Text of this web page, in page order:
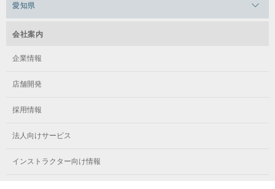
メガロス葛飾
メガロス日吉
メガロス綱島
メガロスルフレ綱島
メガロス市ヶ尾
メガロス鷺沼
メガロスルフレ鷺沼
メガロス相模大野
愛知県
メガロステラッセ納屋橋
メガロス千種
会社案内
企業情報
店舗開発
採用情報
法人向けサービス
インストラクター向け情報